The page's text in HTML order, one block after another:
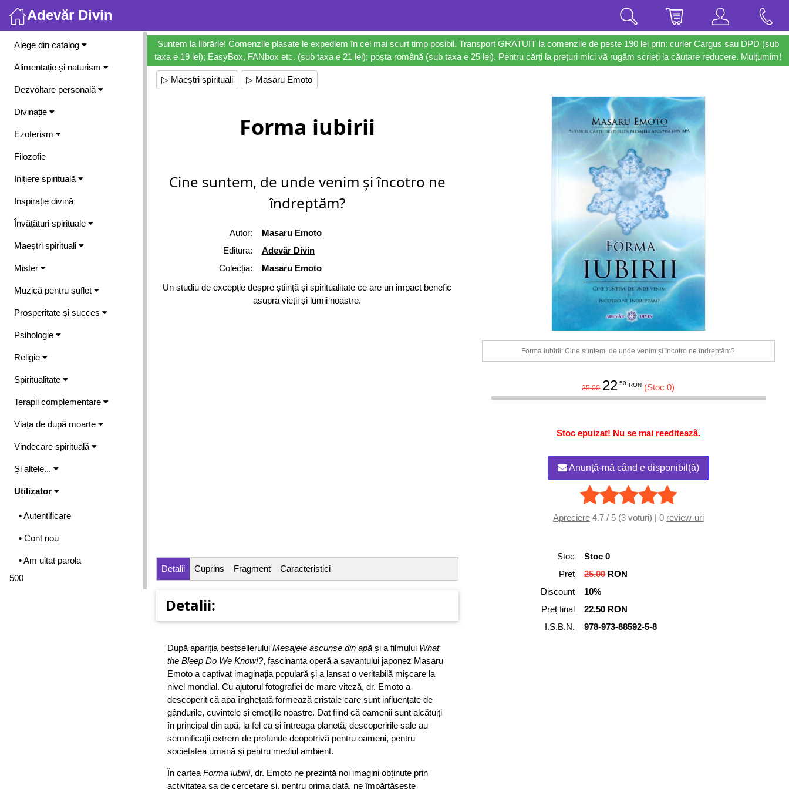
Adevăr Divin
Meniu
Alege din catalog
Alimentație și naturism
Dezvoltare personală
Divinație
Ezoterism
Filozofie
Inițiere spirituală
Inspirație divină
Învățături spirituale
Maeștri spirituali
Mister
Muzică pentru suflet
Prosperitate și succes
Psihologie
Religie
Spiritualitate
Terapii complementare
Viața de după moarte
Vindecare spirituală
Și altele...
Utilizator
• Autentificare
• Cont nou
• Am uitat parola
500
Suntem la librărie! Comenzile plasate le expediem în cel mai scurt timp posibil. Transport GRATUIT la comenzile de peste 190 lei prin: curier Cargus sau DPD (sub
taxa e 19 lei); EasyBox, FANbox etc. (sub taxa e 21 lei); poșta română (sub taxa e 25 lei). Pentru cărți la prețuri mici vă rugăm scrieți la căutare reducere. Mulțumim!
▷ Maeștri spirituali ▷ Masaru Emoto
Forma iubirii
Cine suntem, de unde venim și încotro ne
îndreptăm?
Autor:
Masaru Emoto
Editura:
Adevăr Divin
Colecția:
Masaru Emoto
Un studiu de excepție despre știință și spiritualitate ce are un impact benefic
asupra vieții și lumii noastre.
Forma iubirii: Cine suntem, de unde venim și încotro ne îndreptăm?
25.00 22 .50 RON (Stoc 0)
Stoc epuizat! Nu se mai reediteazã.
Anunță-mă când e disponibil(ă)
Apreciere4.7 / 5 (3 voturi) | 0 review-uri
Detalii Cuprins Fragment Caracteristici
Detalii:
După apariția bestsellerului Mesajele ascunse din apă și a filmului What
the Bleep Do We Know!?, fascinanta operă a savantului japonez Masaru
Emoto a captivat imaginația populară și a lansat o veritabilă mișcare la
nivel mondial. Cu ajutorul fotografiei de mare viteză, dr. Emoto a
descoperit că apa înghețată formează cristale care sunt influențate de
gândurile, cuvintele și emoțiile noastre. Dat fiind că oamenii sunt alcătuiți
în principal din apă, la fel ca și întreaga planetă, descoperirile sale au
semnificații extrem de profunde deopotrivă pentru oameni, pentru
societatea umană și pentru mediul ambient.
În carteaForma iubirii, dr. Emoto ne prezintă noi imagini obținute prin
activitatea sa de cercetare și, pentru prima dată, ne împărtășește
Stoc
Stoc 0
Preț
25.00RON
Discount
10%
Preț final
22.50 RON
I.S.B.N.
978-973-88592-5-8